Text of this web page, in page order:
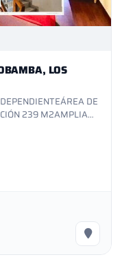
LOS
DE
239 M2AMPLIA
BBQ
EN MADERA
BBQ CON